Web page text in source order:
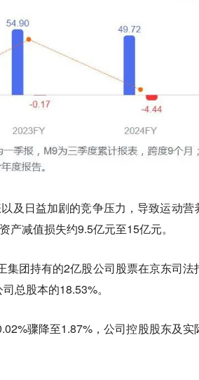
及日益加剧的竞争压力，导致运动营
减值损失约9.5亿元至15亿元。
集团持有的2亿股公司股票在京东司法
总股本的18.53%。
骤降至1.87%，公司控股股东及实